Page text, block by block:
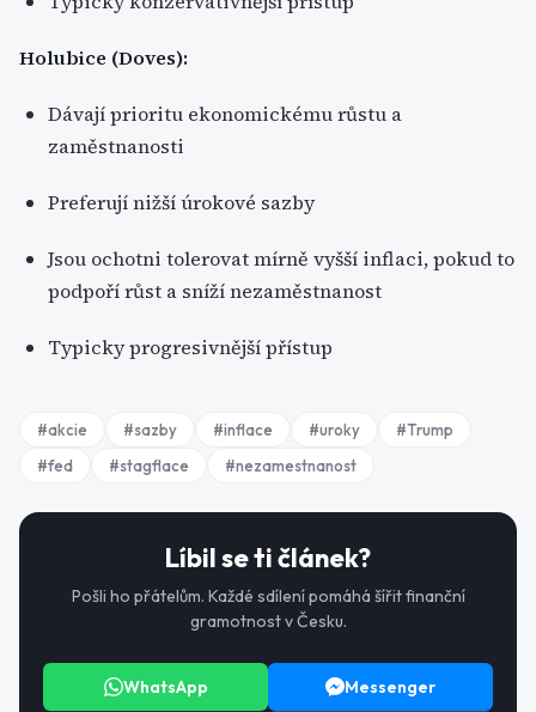
Holubice (Doves):
Dávají prioritu ekonomickému růstu a
zaměstnanosti
Preferují nižší úrokové sazby
Jsou ochotni tolerovat mírně vyšší inflaci, pokud to
podpoří růst a sníží nezaměstnanost
Typicky progresivnější přístup
#akcie #sazby #inflace #uroky #Trump
#fed #stagflace #nezamestnanost
Líbil se ti článek?
Pošli ho přátelům. Každé sdílení pomáhá šířit finanční
gramotnost v Česku.
WhatsApp Messenger